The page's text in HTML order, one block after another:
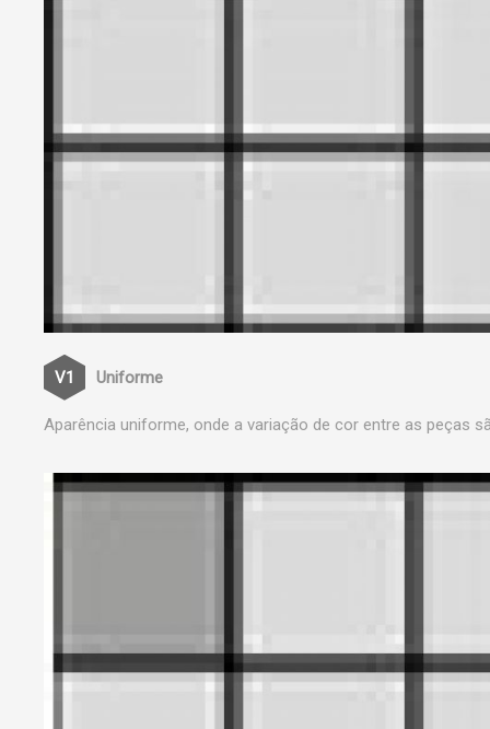
Uniforme
Aparência uniforme, onde a variação de cor entre as peças